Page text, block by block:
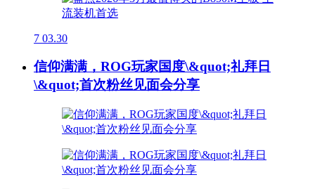
7 03.30
信仰满满，ROG玩家国度\&quot;礼拜日
\&quot;首次粉丝见面会分享